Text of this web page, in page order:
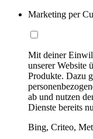
Marketing per
Mit deiner
unserer Website
Produkte. Dazu
ab und nutzen
Dienste bereits
Bing, Criteo,